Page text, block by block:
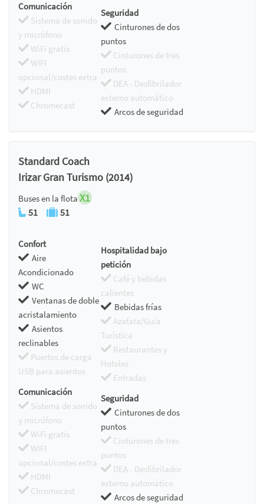
Comunicación
Sistema de sonido
y micrófono
WiFi gratis
WIFI
opcional/costes extra
HDMI
Chromecast
Seguridad
Cinturones de dos
puntos
Cinturones de tres
puntos
DEA - Desfibrilador
externo automático
Arcos de seguridad
Standard Coach
Irizar Gran Turismo (2014)
Buses en la flota X1
51 51
Confort
Aire
Acondicionado
WC
Ventanas de doble
acristalamiento
Asientos
reclinables
Puertos de carga
USB para asientos
Hospitalidad bajo
petición
Café y bebidas
calientes
Bebidas frías
Azafata/Guía
Turística
Restaurantes y
Hoteles
Entradas
Comunicación
Sistema de sonido
y micrófono
WiFi gratis
WIFI
opcional/costes extra
HDMI
Chromecast
Seguridad
Cinturones de dos
puntos
Cinturones de tres
puntos
DEA - Desfibrilador
externo automático
Arcos de seguridad